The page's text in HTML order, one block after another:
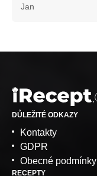
Jan
DŮLEŽITÉ ODKAZY
Kontakty
GDPR
Obecné podmínky
RECEPTY